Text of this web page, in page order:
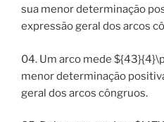
sua menor determinação
expressão geral dos arcos
04. Um arco mede
menor determinação
geral dos arcos côngruos.